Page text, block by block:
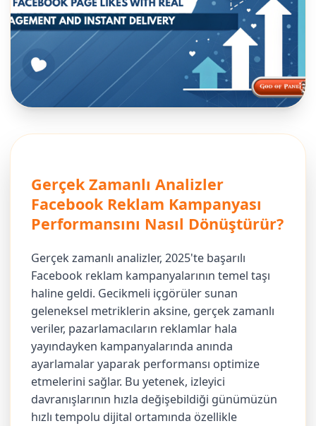
Gerçek Zamanlı Analizler
Facebook Reklam Kampanyası
Performansını Nasıl Dönüştürür?
Gerçek zamanlı analizler, 2025'te başarılı
Facebook reklam kampanyalarının temel taşı
haline geldi. Gecikmeli içgörüler sunan
geleneksel metriklerin aksine, gerçek zamanlı
veriler, pazarlamacıların reklamlar hala
yayındayken kampanyalarında anında
ayarlamalar yaparak performansı optimize
etmelerini sağlar. Bu yetenek, izleyici
davranışlarının hızla değişebildiği günümüzün
hızlı tempolu dijital ortamında özellikle